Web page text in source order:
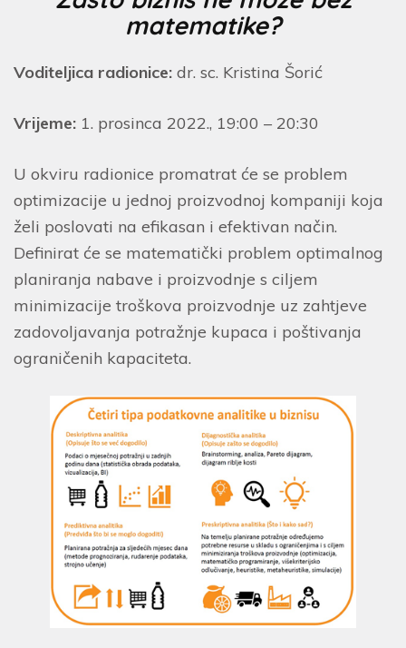
matematike?
Voditeljica radionice: dr. sc. Kristina Šorić
Vrijeme: 1. prosinca 2022., 19:00 – 20:30
U okviru radionice promatrat će se problem
optimizacije u jednoj proizvodnoj kompaniji koja
želi poslovati na efikasan i efektivan način.
Definirat će se matematički problem optimalnog
planiranja nabave i proizvodnje s ciljem
minimizacije troškova proizvodnje uz zahtjeve
zadovoljavanja potražnje kupaca i poštivanja
ograničenih kapaciteta.